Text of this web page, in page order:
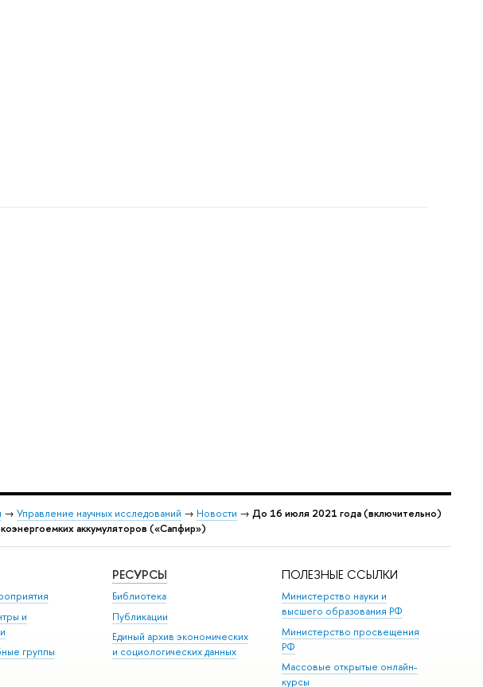
→ Управление научных исследований → Новости → До 16 июля 2021 года (включительно)
аккумуляторов («Сапфир»)
и
группы
РЕСУРСЫ
Библиотека
Публикации
Единый архив экономических
и социологических данных
ПОЛЕЗНЫЕ ССЫЛКИ
Министерство науки и
высшего образования РФ
Министерство просвещения
РФ
Массовые открытые онлайн-
курсы